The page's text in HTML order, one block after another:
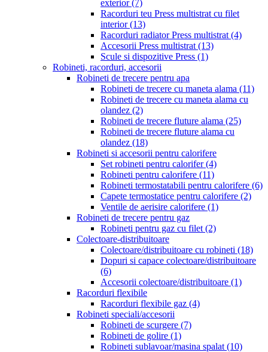
exterior(7)
Racorduri teu Press multistrat cu filet
interior(13)
Racorduri radiator Press multistrat (4)
Accesorii Press multistrat (13)
Scule si dispozitive Press (1)
Robineti, racorduri, accesorii
Robineti de trecere pentru apa
Robineti de trecere cu maneta alama (11)
Robineti de trecere cu maneta alama cu
olandez (2)
Robineti de trecere fluture alama (25)
Robineti de trecere fluture alama cu
olandez (18)
Robineti si accesorii pentru calorifere
Set robineti pentru calorifer(4)
Robineti pentru calorifere (11)
Robineti termostatabili pentru calorifere (6)
Capete termostatice pentru calorifere (2)
Ventile de aerisire calorifere (1)
Robineti de trecere pentru gaz
Robineti pentru gaz cu filet (2)
Colectoare-distribuitoare
Colectoare/distribuitoare cu robineti (18)
Dopuri si capace colectoare/distribuitoare
(6)
Accesorii colectoare/distribuitoare (1)
Racorduri flexibile
Racorduri flexibile gaz (4)
Robineti speciali/accesorii
Robineti de scurgere (7)
Robineti de golire (1)
Robineti sublavoar/masina spalat (10)